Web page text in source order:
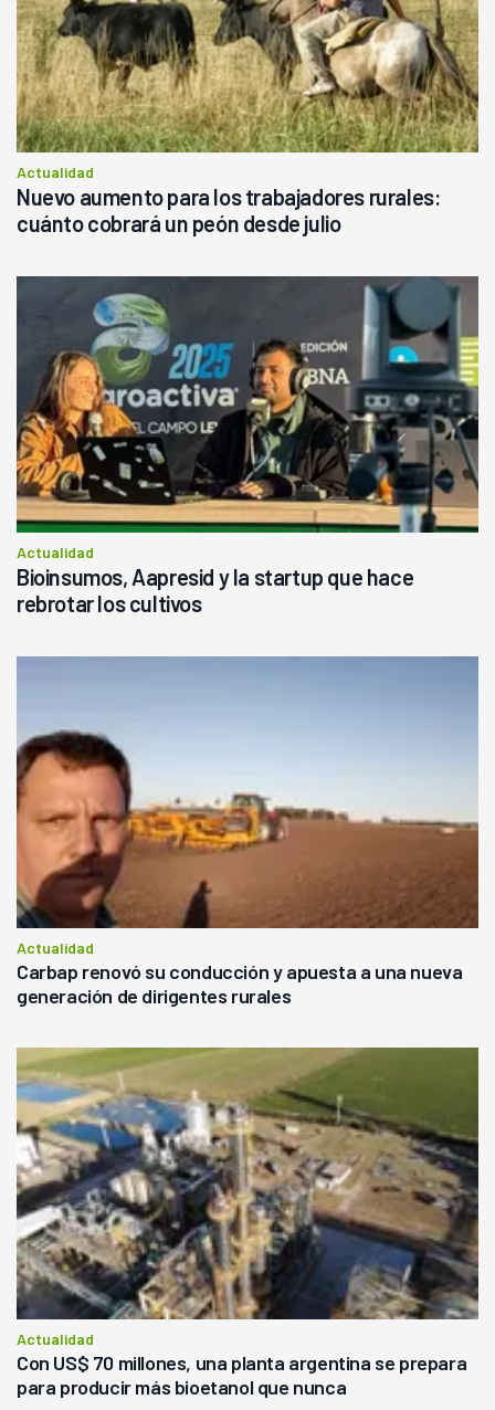
Actualidad
Nuevo aumento para los trabajadores rurales:
cuánto cobrará un peón desde julio
Actualidad
Bioinsumos, Aapresid y la startup que hace
rebrotar los cultivos
Actualidad
Carbap renovó su conducción y apuesta a una nueva
generación de dirigentes rurales
Actualidad
Con US$ 70 millones, una planta argentina se prepara
para producir más bioetanol que nunca